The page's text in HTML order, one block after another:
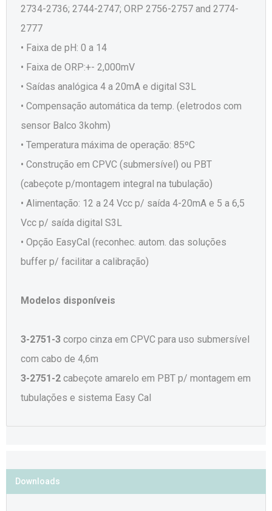
2734-2736; 2744-2747; ORP 2756-2757 and 2774-
2777
• Faixa de pH: 0 a 14
• Faixa de ORP:+- 2,000mV
• Saídas analógica 4 a 20mA e digital S3L
• Compensação automática da temp. (eletrodos com
sensor Balco 3kohm)
• Temperatura máxima de operação: 85ºC
• Construção em CPVC (submersível) ou PBT
(cabeçote p/montagem integral na tubulação)
• Alimentação: 12 a 24 Vcc p/ saída 4-20mA e 5 a 6,5
Vcc p/ saída digital S3L
• Opção EasyCal (reconhec. autom. das soluções
buffer p/ facilitar a calibração)
Modelos disponíveis
3-2751-3 corpo cinza em CPVC para uso submersível
com cabo de 4,6m
3-2751-2 cabeçote amarelo em PBT p/ montagem em
tubulações e sistema Easy Cal
Downloads